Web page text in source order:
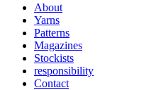
About
Yarns
Patterns
Magazines
Stockists
responsibility
Contact